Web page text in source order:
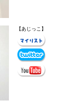
【あじっこ】